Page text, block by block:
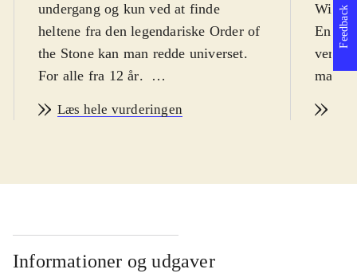
undergang og kun ved at finde
heltene fra den legendariske Order of
the Stone kan man redde universet.
For alle fra 12 år.
"byg selv" spil som Minecraft, men
resten frigives løbende). Spillet
universet, komplet med den
firkantede grafik og masser af
Læs hele vurderingen
En
man
fra en
redde
Informationer og udgaver
Feedback